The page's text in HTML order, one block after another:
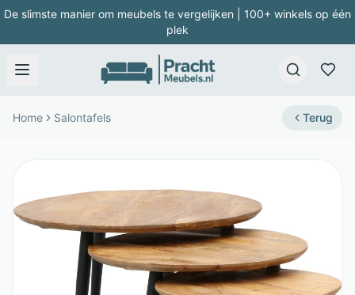
De slimste manier om meubels te vergelijken | 100+ winkels op één
plek
Home Salontafels Terug